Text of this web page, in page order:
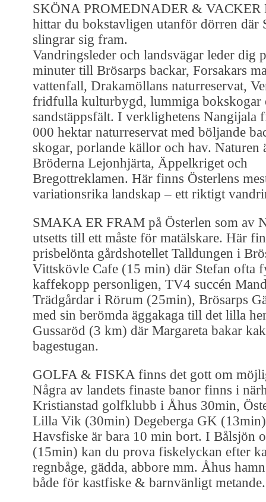
SKÖNA PROMEDNADER & VACKER
hittar du bokstavligen utanför dörren där
slingrar sig fram.
Vandringsleder och landsvägar leder dig
minuter till Brösarps backar, Forsakars
vattenfall, Drakamöllans naturreservat,
fridfulla kulturbygd, lummiga bokskogar
sandstäppsfält. I verklighetens Nangijala
000 hektar naturreservat med böljande
skogar, porlande källor och hav. Naturen
Bröderna Lejonhjärta, Äppelkriget och
Bregottreklamen. Här finns Österlens
variationsrika landskap – ett riktigt
SMAKA ER FRAM på Österlen som av
utsetts till ett måste för matälskare. Här
prisbelönta gårdshotellet Talldungen i
Vittskövle Cafe (15 min) där Stefan ofta
kaffekopp personligen, TV4 succén
Trädgårdar i Rörum (25min), Brösarps
med sin berömda äggakaga till det lilla
Gussaröd (3 km) där Margareta bakar
bagestugan.
GOLFA & FISKA finns det gott om
Några av landets finaste banor finns i
Kristianstad golfklubb i Åhus 30min,
Lilla Vik (30min) Degeberga GK (13min)
Havsfiske är bara 10 min bort. I Bålsjön
(15min) kan du prova fiskelyckan efter
regnbåge, gädda, abbore mm. Åhus
både för kastfiske & barnvänligt metande.